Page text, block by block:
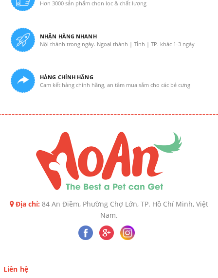
Hơn 3000 sản phẩm chọn lọc & chất lượng
NHẬN HÀNG NHANH
Nội thành trong ngày. Ngoại thành | Tỉnh | TP. khác 1-3 ngày
HÀNG CHÍNH HÃNG
Cam kết hàng chính hãng, an tâm mua sắm cho các bé cưng
Địa chỉ: 84 An Điềm, Phường Chợ Lớn, TP. Hồ Chí Minh, Việt
Nam.
Liên hệ